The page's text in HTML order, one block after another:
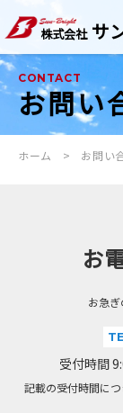
株式会社 サ
CONTACT
お問い
ホーム お問い
お
お急ぎ
受付時間
記載の受付時間に